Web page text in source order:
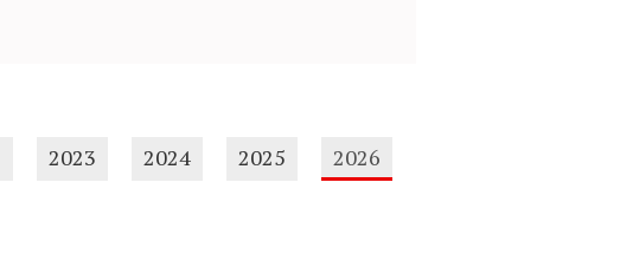
2023 2024 2025 2026